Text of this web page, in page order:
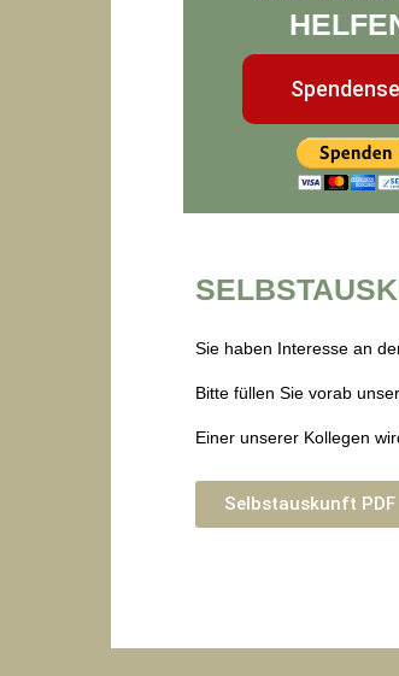
Sie haben Interesse an
Bitte füllen Sie vorab
Einer unserer Kollegen
Selbstauskunft PDF